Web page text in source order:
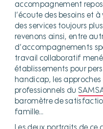
accompagnement
l’écoute des besoins et
des services toujours
revenons ainsi, entre
d’accompagnements
travail collaboratif mené
établissements pour
handicap, les
professionnels du
baromètre de
famille…